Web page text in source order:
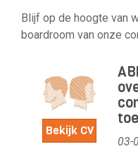
Blijf op de hoogte van
boardroom van onze
Bekijk CV
03-